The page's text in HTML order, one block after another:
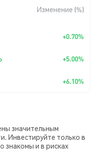
Изменение (%)
+0.70%
+5.00%
+6.10%
значительным
Инвестируйте только в
знакомы и в рисках